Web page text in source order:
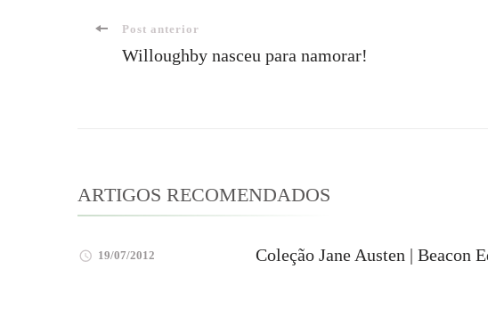
Navegação
Post anterior
Willoughby nasceu para namorar!
ARTIGOS RECOMENDADOS
19/07/2012 Coleção Jane Austen | Beacon